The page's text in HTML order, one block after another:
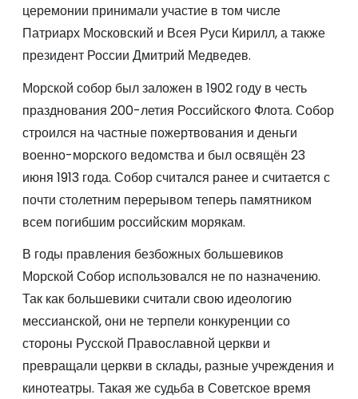
церемонии принимали участие в том числе
Патриарх Московский и Всея Руси Кирилл, а также
президент России Дмитрий Медведев.
Морской собор был заложен в 1902 году в честь
празднования 200-летия Российского Флота. Собор
строился на частные пожертвования и деньги
военно-морского ведомства и был освящён 23
июня 1913 года. Собор считался ранее и считается с
почти столетним перерывом теперь памятником
всем погибшим российским морякам.
В годы правления безбожных большевиков
Морской Собор использовался не по назначению.
Так как большевики считали свою идеологию
мессианской, они не терпели конкуренции со
стороны Русской Православной церкви и
превращали церкви в склады, разные учреждения и
кинотеатры. Такая же судьба в Советское время